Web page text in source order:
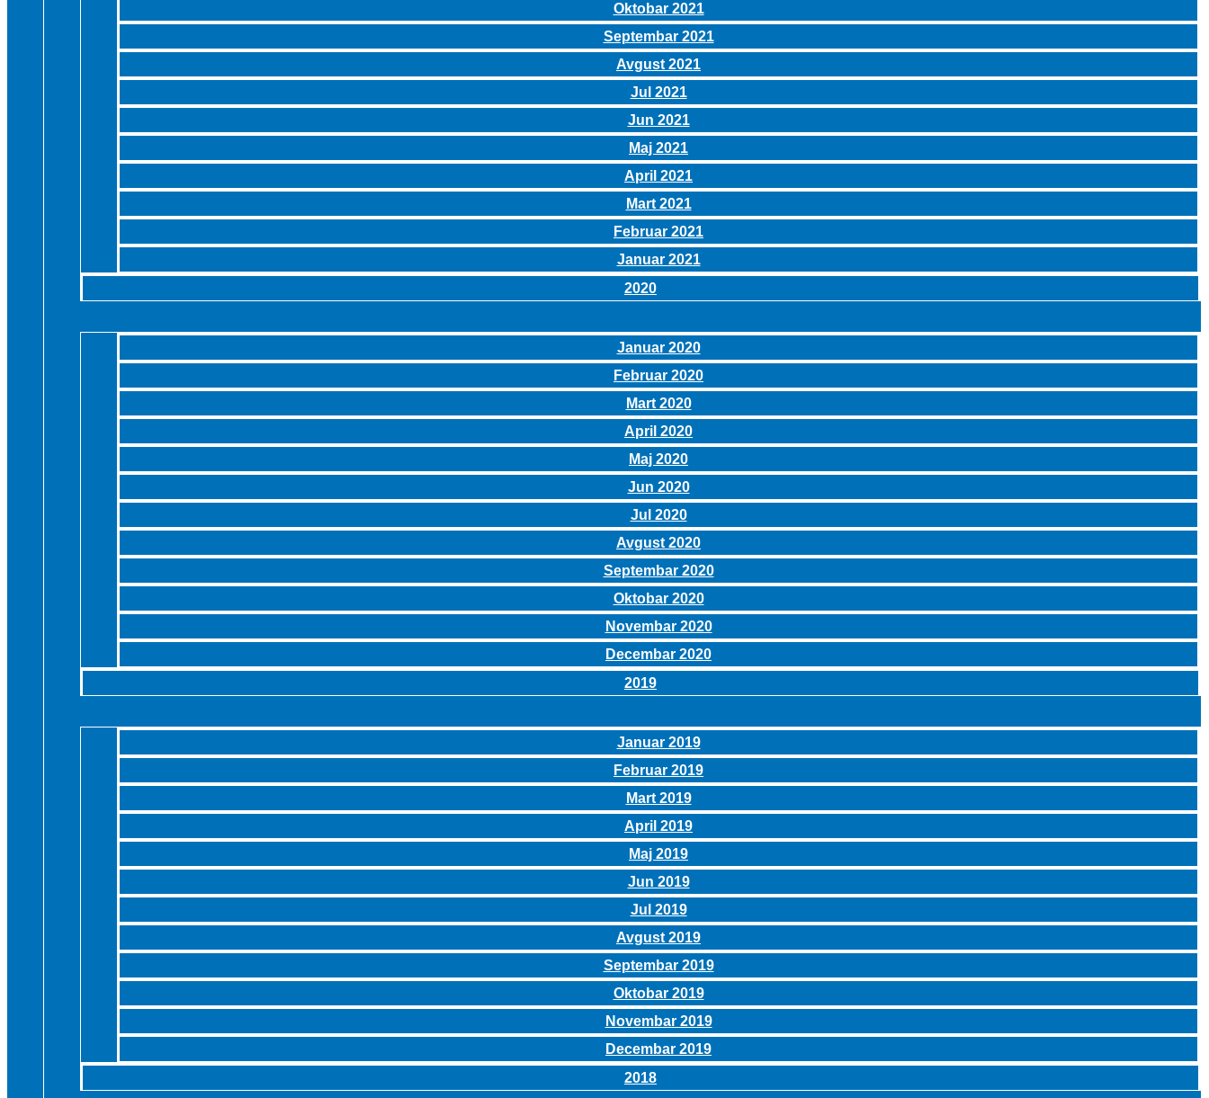
Oktobar 2021
Septembar 2021
Avgust 2021
Jul 2021
Jun 2021
Maj 2021
April 2021
Mart 2021
Februar 2021
Januar 2021
2020
Januar 2020
Februar 2020
Mart 2020
April 2020
Maj 2020
Jun 2020
Jul 2020
Avgust 2020
Septembar 2020
Oktobar 2020
Novembar 2020
Decembar 2020
2019
Januar 2019
Februar 2019
Mart 2019
April 2019
Maj 2019
Jun 2019
Jul 2019
Avgust 2019
Septembar 2019
Oktobar 2019
Novembar 2019
Decembar 2019
2018